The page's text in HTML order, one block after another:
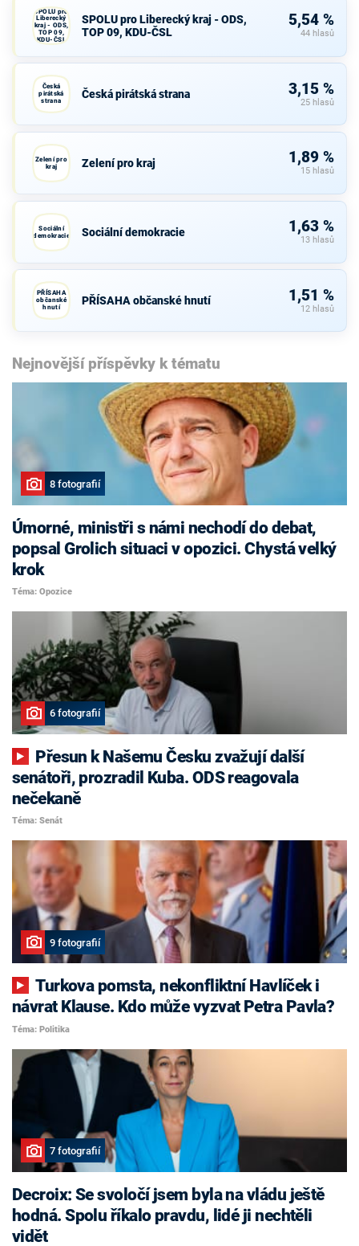
SPOLU pro
Liberecký
kraj - ODS,
TOP 09,
KDU-ČSL
SPOLU pro Liberecký kraj - ODS,
TOP 09, KDU-ČSL
5,54 %
44 hlasů
Česká
pirátská
strana
Česká pirátská strana 3,15 %
25 hlasů
Zelení pro
kraj
Zelení pro kraj 1,89 %
15 hlasů
Sociální
demokracie
Sociální demokracie 1,63 %
13 hlasů
PŘÍSAHA
občanské
hnutí
PŘÍSAHA občanské hnutí 1,51 %
12 hlasů
Nejnovější příspěvky k tématu
8 fotografií
Úmorné, ministři s námi nechodí do debat,
popsal Grolich situaci v opozici. Chystá velký
krok
Téma: Opozice
6 fotografií
senátoři, prozradil Kuba. ODS reagovala
nečekaně
Téma: Senát
9 fotografií
Turkova pomsta, nekonfliktní Havlíček i
návrat Klause. Kdo může vyzvat Petra Pavla?
Téma: Politika
7 fotografií
Decroix: Se svoločí jsem byla na vládu ještě
hodná. Spolu říkalo pravdu, lidé ji nechtěli
vidět